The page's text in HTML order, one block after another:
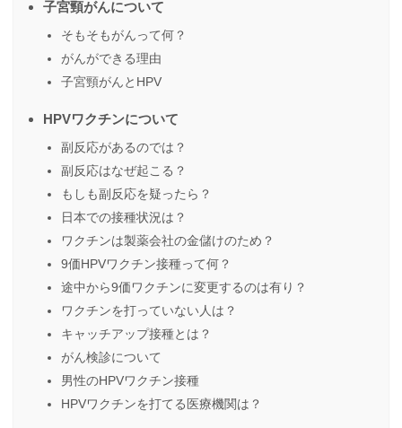
子宮頸がんについて
そもそもがんって何？
がんができる理由
子宮頸がんとHPV
HPVワクチンについて
副反応があるのでは？
副反応はなぜ起こる？
もしも副反応を疑ったら？
日本での接種状況は？
ワクチンは製薬会社の金儲けのため？
9価HPVワクチン接種って何？
途中から9価ワクチンに変更するのは有り？
ワクチンを打っていない人は？
キャッチアップ接種とは？
がん検診について
男性のHPVワクチン接種
HPVワクチンを打てる医療機関は？